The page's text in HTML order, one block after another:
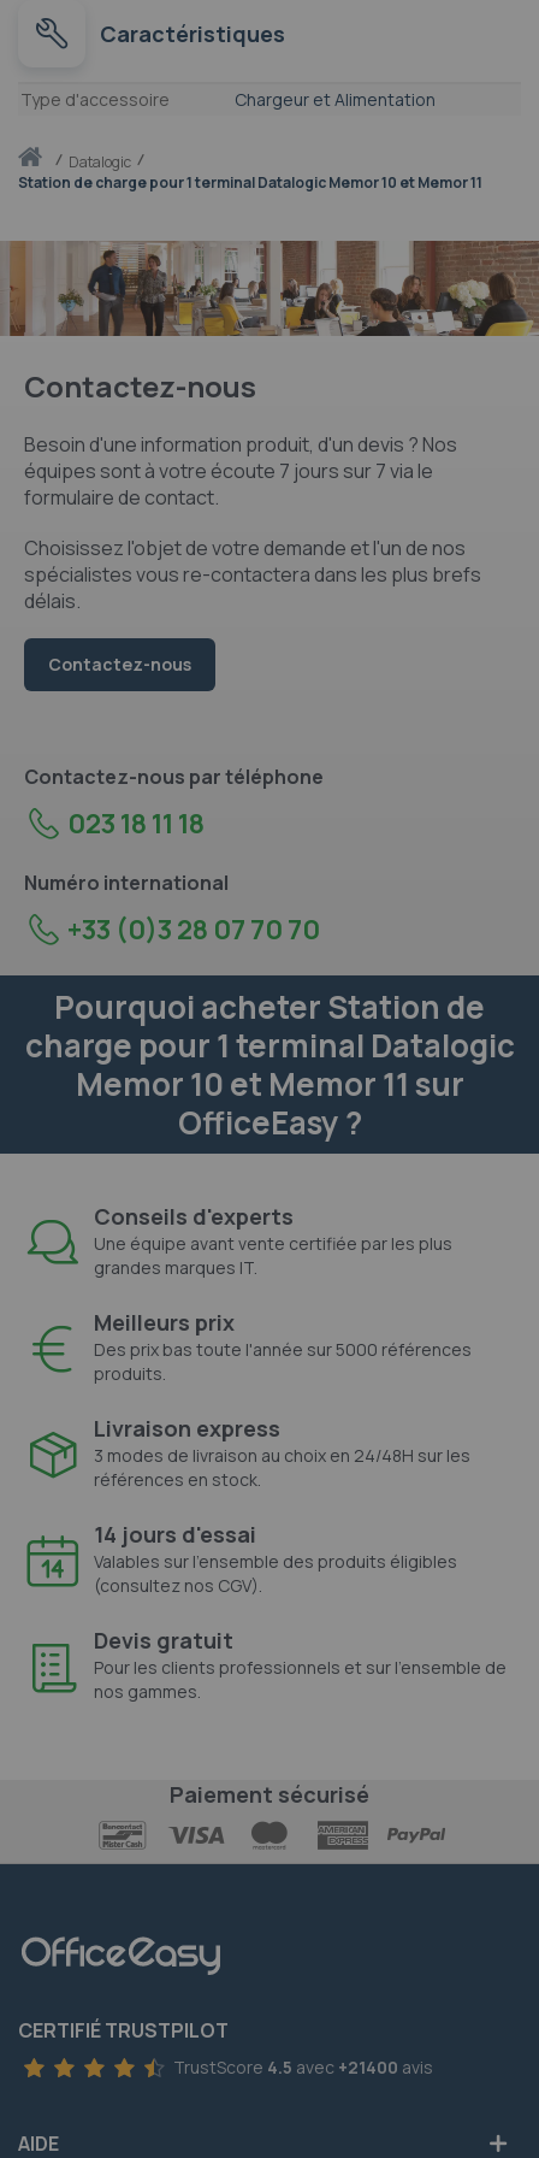
Accueildatalogic
Station de charge pour 1 terminal Datalogic Memor 10 et Memor 11
Caractéristiques
Caractéristiques
Type d'accessoire Chargeur et Alimentation
Contactez-nous
Besoin d'une information produit, d'un devis ? Nos
équipes sont à votre écoute 7 jours sur 7 via le
formulaire de contact.
Choisissez l'objet de votre demande et l'un de nos
spécialistes vous re-contactera dans les plus brefs
délais.
Contactez-nous
Contactez-nous par téléphone
023 18 11 18
Numéro international
+33 (0)3 28 07 70 70
Pourquoi acheter Station de
charge pour 1 terminal Datalogic
Memor 10 et Memor 11 sur
OfficeEasy ?
Conseils d'experts
Une équipe avant vente certifiée par les plus
grandes marques IT.
Meilleurs prix
Des prix bas toute l'année sur 5000 références
produits.
Livraison express
3 modes de livraison au choix en 24/48H sur les
références en stock.
14 jours d'essai
Valables sur l'ensemble des produits éligibles
(consultez nos CGV).
Devis gratuit
Pour les clients professionnels et sur l'ensemble de
nos gammes.
Paiement sécurisé
CERTIFIÉ TRUSTPILOT
TrustScore 4.5 avec +21400 avis
AIDE